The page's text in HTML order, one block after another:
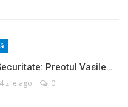
Preotul Vasile…
4 zile ago 0